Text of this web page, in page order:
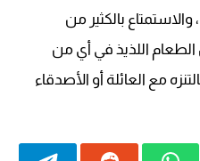
بالكثير من
الطعام اللذيذ في أي من
مع العائلة أو الأصدقاء